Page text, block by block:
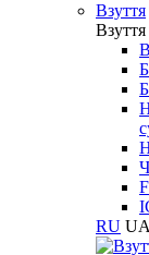
Взуття
Взуття
RU UA